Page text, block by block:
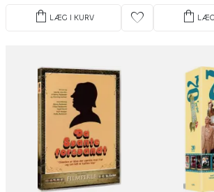
shopping_bag LÆG I KURV favorite shopping_bag